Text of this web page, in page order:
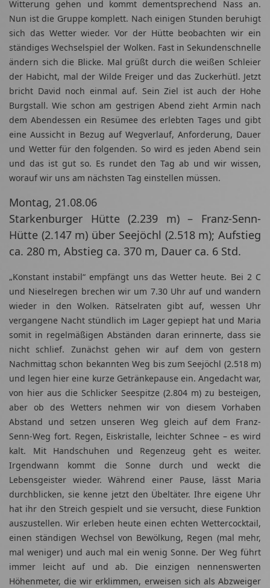
Witterung gehen und kommt dementsprechend Nass an.
Nun ist die Gruppe komplett. Nach einigen Stunden beruhigt
sich das Wetter wieder. Vor der Hütte beobachten wir ein
ständiges Wechselspiel der Wolken. Fast in Sekundenschnelle
ändern sich die Blicke. Mal grüßt durch die weißen Schleier
der Habicht, mal der Wilde Freiger und das Zuckerhütl. Jetzt
bricht David noch einmal auf. Sein Ziel ist auch der Hohe
Burgstall. Wie schon am gestrigen Abend zieht Armin nach
dem Abendessen ein Resümee des erlebten Tages und gibt
eine Aussicht in Bezug auf Wegverlauf, Anforderung, Dauer
und Wetter für den folgenden. So wird es jeden Abend sein
und das ist gut so. Es rundet den Tag ab und wir wissen,
worauf wir uns am nächsten Tag einstellen müssen.
Montag, 21.08.06
Starkenburger Hütte (2.239 m) – Franz-Senn-
Hütte (2.147 m) über Seejöchl (2.518 m); Aufstieg
ca. 280 m, Abstieg ca. 370 m, Dauer ca. 6 Std.
„Konstant instabil“ empfängt uns das Wetter heute. Bei 2 C
und Nieselregen brechen wir um 7.30 Uhr auf und wandern
wieder in den Wolken. Rätselraten gibt auf, wessen Uhr
vergangene Nacht stündlich im Lager gepiept hat und Maria
somit in regelmäßigen Abständen daran erinnerte, dass sie
nicht schlief. Zunächst gehen wir auf dem von gestern
Nachmittag schon bekannten Weg bis zum Seejöchl (2.518 m)
und legen hier eine kurze Getränkepause ein. Angedacht war,
von hier aus die Schlicker Seespitze (2.804 m) zu besteigen,
aber ob des Wetters nehmen wir von diesem Vorhaben
Abstand und setzen unseren Weg gleich auf dem Franz-
Senn-Weg fort. Regen, Eiskristalle, leichter Schnee – es wird
kalt. Mit Handschuhen und Regenzeug geht es weiter.
Irgendwann kommt die Sonne durch und weckt die
Lebensgeister wieder. Während einer Pause, lässt Maria
durchblicken, sie kenne jetzt den Übeltäter. Ihre eigene Uhr
hat ihr den Streich gespielt und sie versucht, diese Funktion
auszustellen. Wir erleben heute einen echten Wettercocktail,
einen ständigen Wechsel von Bewölkung, Regen (mal mehr,
mal weniger) und auch mal ein wenig Sonne. Der Weg führt
immer leicht auf und ab. Die einzigen nennenswerten
Höhenmeter, die wir erklimmen, erweisen sich als Abzweiger